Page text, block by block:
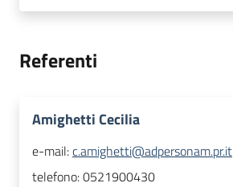
Referenti
Amighetti Cecilia
e-mail:c.amighetti@adpersonam.pr.it
telefono:0521900430